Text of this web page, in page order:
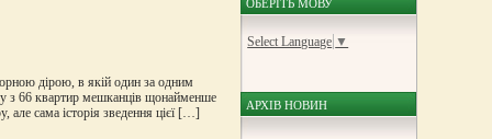
дірою, в якій один за одним
з 66 квартир мешканців щонайменше
але сама історія зведення цієї […]
ОБЕРІТЬ МОВУ
Select Language ▼
АРХІВ НОВИН